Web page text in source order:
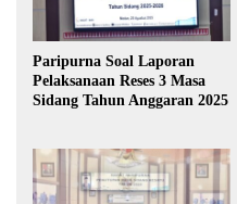
Paripurna Soal Laporan
Pelaksanaan Reses 3 Masa
Sidang Tahun Anggaran 2025